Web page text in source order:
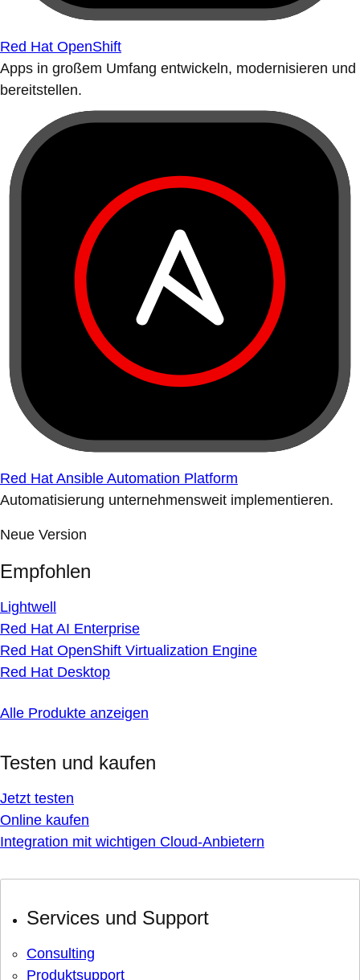
Red Hat OpenShift
Apps in großem Umfang entwickeln, modernisieren und
bereitstellen.
Red Hat Ansible Automation Platform
Automatisierung unternehmensweit implementieren.
Neue Version
Empfohlen
Lightwell
Red Hat AI Enterprise
Red Hat OpenShift Virtualization Engine
Red Hat Desktop
Alle Produkte anzeigen
Testen und kaufen
Jetzt testen
Online kaufen
Integration mit wichtigen Cloud-Anbietern
Services und Support
Consulting
Produktsupport